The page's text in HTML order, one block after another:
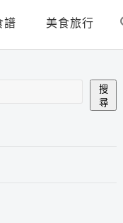
譜 美食旅行
搜
尋